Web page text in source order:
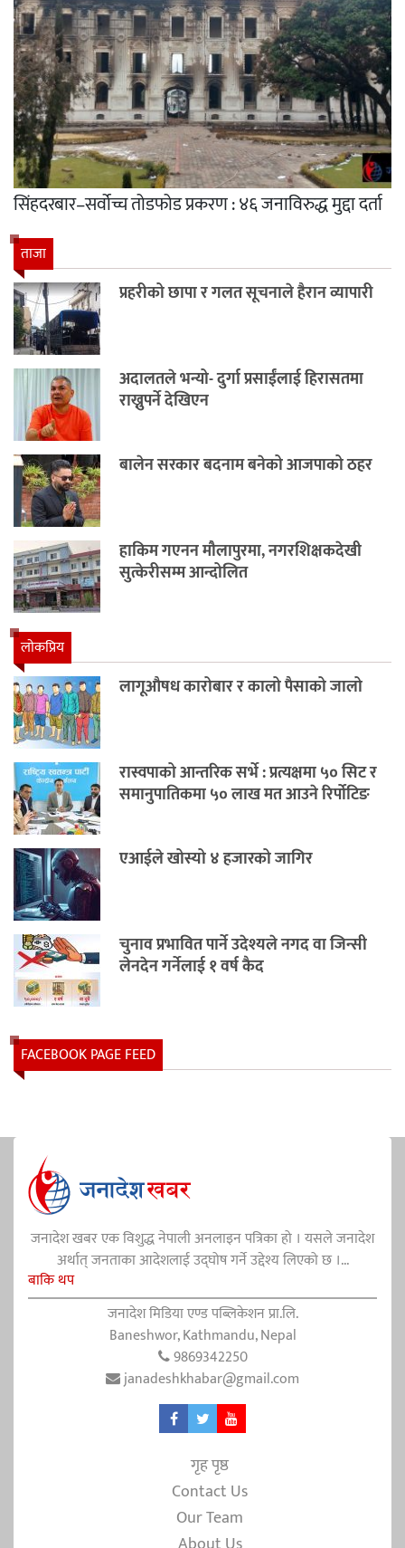
सिंहदरबार–सर्वोच्च तोडफोड प्रकरण : ४६ जनाविरुद्ध मुद्दा दर्ता
ताजा
प्रहरीको छापा र गलत सूचनाले हैरान व्यापारी
अदालतले भन्यो- दुर्गा प्रसाईंलाई हिरासतमा
राख्नुपर्ने देखिएन
बालेन सरकार बदनाम बनेको आजपाको ठहर
हाकिम गएनन मौलापुरमा, नगरशिक्षकदेखी
सुत्केरीसम्म आन्दोलित
लाेकप्रिय
लागूऔषध कारोबार र कालो पैसाको जालो
रास्वपाको आन्तरिक सर्भे : प्रत्यक्षमा ५० सिट र
समानुपातिकमा ५० लाख मत आउने रिर्पोटिङ
एआईले खोस्यो ४ हजारको जागिर
चुनाव प्रभावित पार्ने उदेश्यले नगद वा जिन्सी
लेनदेन गर्नेलाई १ वर्ष कैद
FACEBOOK PAGE FEED
जनादेश खबर एक विशुद्ध नेपाली अनलाइन पत्रिका हो । यसले जनादेश
अर्थात् जनताका आदेशलाई उद्घोष गर्ने उद्देश्य लिएको छ ।...
बाकि थप
जनादेश मिडिया एण्ड पब्लिकेशन प्रा.लि.
Baneshwor, Kathmandu, Nepal
9869342250
janadeshkhabar@gmail.com
गृह पृष्ठ
Contact Us
Our Team